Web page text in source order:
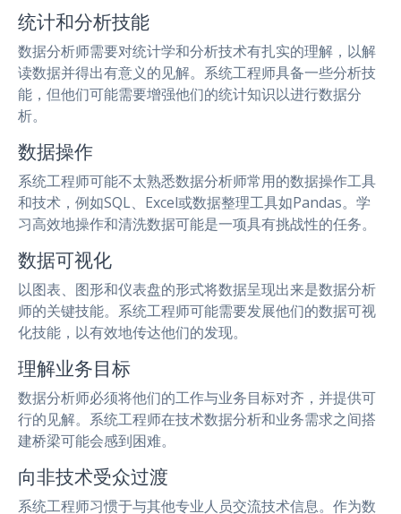
统计和分析技能
数据分析师需要对统计学和分析技术有扎实的理解，以解
读数据并得出有意义的见解。系统工程师具备一些分析技
能，但他们可能需要增强他们的统计知识以进行数据分
析。
数据操作
系统工程师可能不太熟悉数据分析师常用的数据操作工具
和技术，例如SQL、Excel或数据整理工具如Pandas。学
习高效地操作和清洗数据可能是一项具有挑战性的任务。
数据可视化
以图表、图形和仪表盘的形式将数据呈现出来是数据分析
师的关键技能。系统工程师可能需要发展他们的数据可视
化技能，以有效地传达他们的发现。
理解业务目标
数据分析师必须将他们的工作与业务目标对齐，并提供可
行的见解。系统工程师在技术数据分析和业务需求之间搭
建桥梁可能会感到困难。
向非技术受众过渡
系统工程师习惯于与其他专业人员交流技术信息。作为数